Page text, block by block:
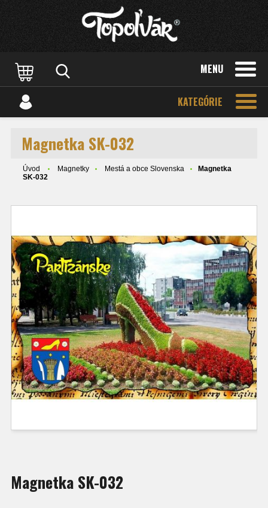
MENU
KATEGÓRIE
Magnetka SK-032
Úvod Magnetky Mestá a obce Slovenska
Magnetka
SK-032
Magnetka SK-032